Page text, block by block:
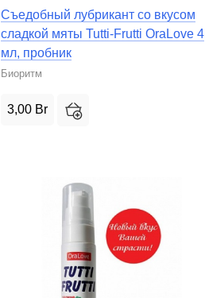
Съедобный лубрикант со вкусом
сладкой мяты Tutti-Frutti OraLove 4
мл, пробник
Биоритм
3,00 Br